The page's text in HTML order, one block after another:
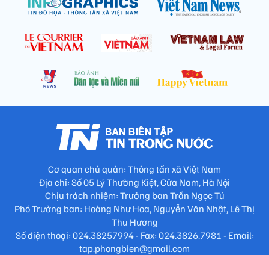
Cơ quan chủ quản: Thông tấn xã Việt Nam
Địa chỉ: Số 05 Lý Thường Kiệt, Cửa Nam, Hà Nội
Chịu trách nhiệm: Trưởng ban Trần Ngọc Tú
Phó Trưởng ban: Hoàng Như Hoa, Nguyễn Văn Nhật, Lê Thị
Thu Hương
Số điện thoại: 024.38257994 - Fax: 024.3826.7981 - Email:
tap.phongbien@gmail.com